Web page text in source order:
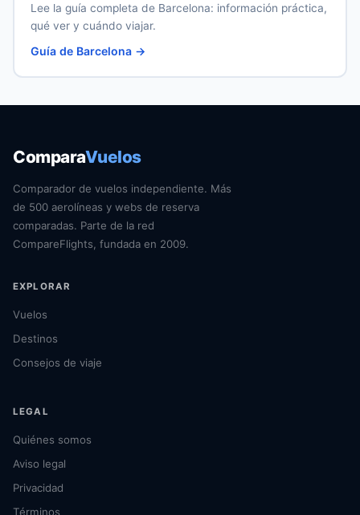
Lee la guía completa de Barcelona: información práctica,
qué ver y cuándo viajar.
Guía de Barcelona →
ComparaVuelos
Comparador de vuelos independiente. Más
de 500 aerolíneas y webs de reserva
comparadas. Parte de la red
CompareFlights, fundada en 2009.
EXPLORAR
Vuelos
Destinos
Consejos de viaje
LEGAL
Quiénes somos
Aviso legal
Privacidad
Términos